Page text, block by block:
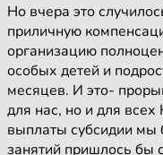
Но вчера это
приличную
организацию
особых детей и
месяцев. И это-
для нас, но и для
выплаты субсидии мы
занятий пришлось бы